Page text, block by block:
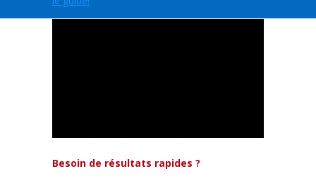
Besoin de résultats rapides ?